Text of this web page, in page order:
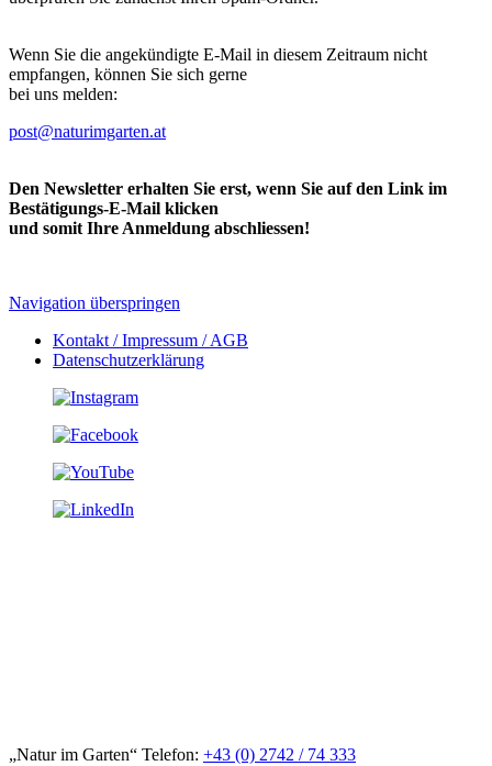
Wenn Sie die angekündigte E-Mail in diesem Zeitraum nicht
empfangen, können Sie sich gerne
bei uns melden:
post@naturimgarten.at
Den Newsletter erhalten Sie erst, wenn Sie auf den Link im
Bestätigungs-E-Mail klicken
und somit Ihre Anmeldung abschliessen!
Navigation überspringen
Kontakt / Impressum / AGB
Datenschutzerklärung
„Natur im Garten“ Telefon: +43 (0) 2742 / 74 333